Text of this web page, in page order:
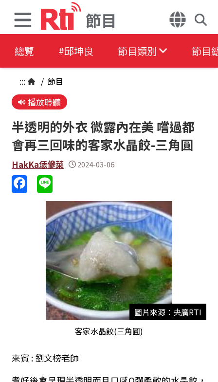
節目
總覽 #邱坤良 節目類別 節目
::: / 節目
播放聆聽
半透明的外衣 微露內在美 嚐過都
會再三回味的客家水晶餃-三角圓
HakKa恁傪菜 2024-03-06
圖片來源：央廣RTI
客家水晶餃(三角圓)
來賓 : 劉文榜老師